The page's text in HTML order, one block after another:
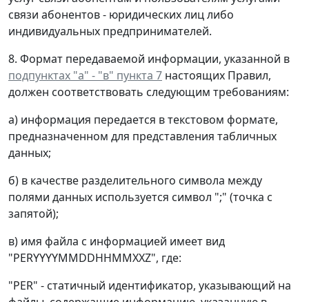
связи абонентов - юридических лиц либо
индивидуальных предпринимателей.
8. Формат передаваемой информации, указанной в
подпунктах "а" - "в" пункта 7 настоящих Правил,
должен соответствовать следующим требованиям:
а) информация передается в текстовом формате,
предназначенном для представления табличных
данных;
б) в качестве разделительного символа между
полями данных используется символ ";" (точка с
запятой);
в) имя файла с информацией имеет вид
"PERYYYYMMDDHHMMXXZ", где:
"PER" - статичный идентификатор, указывающий на